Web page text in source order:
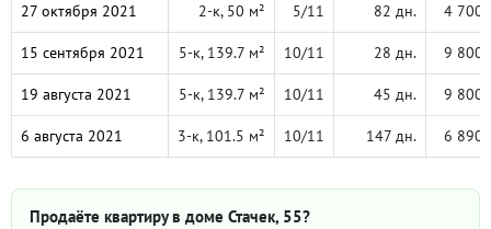
27 октября 2021 2-к, 50 м² 5/11 82 дн. 4 700
15 сентября 2021 5-к, 139.7 м² 10/11 28 дн. 9 800
19 августа 2021 5-к, 139.7 м² 10/11 45 дн. 9 800
6 августа 2021 3-к, 101.5 м² 10/11 147 дн. 6 890
Продаёте квартиру в доме Стачек, 55?